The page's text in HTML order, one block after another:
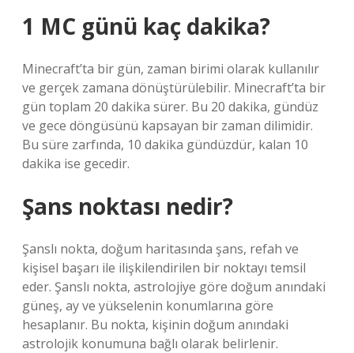
1 MC günü kaç dakika?
Minecraft’ta bir gün, zaman birimi olarak kullanılır
ve gerçek zamana dönüştürülebilir. Minecraft’ta bir
gün toplam 20 dakika sürer. Bu 20 dakika, gündüz
ve gece döngüsünü kapsayan bir zaman dilimidir.
Bu süre zarfında, 10 dakika gündüzdür, kalan 10
dakika ise gecedir.
Şans noktası nedir?
Şanslı nokta, doğum haritasında şans, refah ve
kişisel başarı ile ilişkilendirilen bir noktayı temsil
eder. Şanslı nokta, astrolojiye göre doğum anındaki
güneş, ay ve yükselenin konumlarına göre
hesaplanır. Bu nokta, kişinin doğum anındaki
astrolojik konumuna bağlı olarak belirlenir.